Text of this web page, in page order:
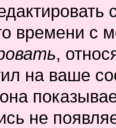
времени с
,
на ваше
не